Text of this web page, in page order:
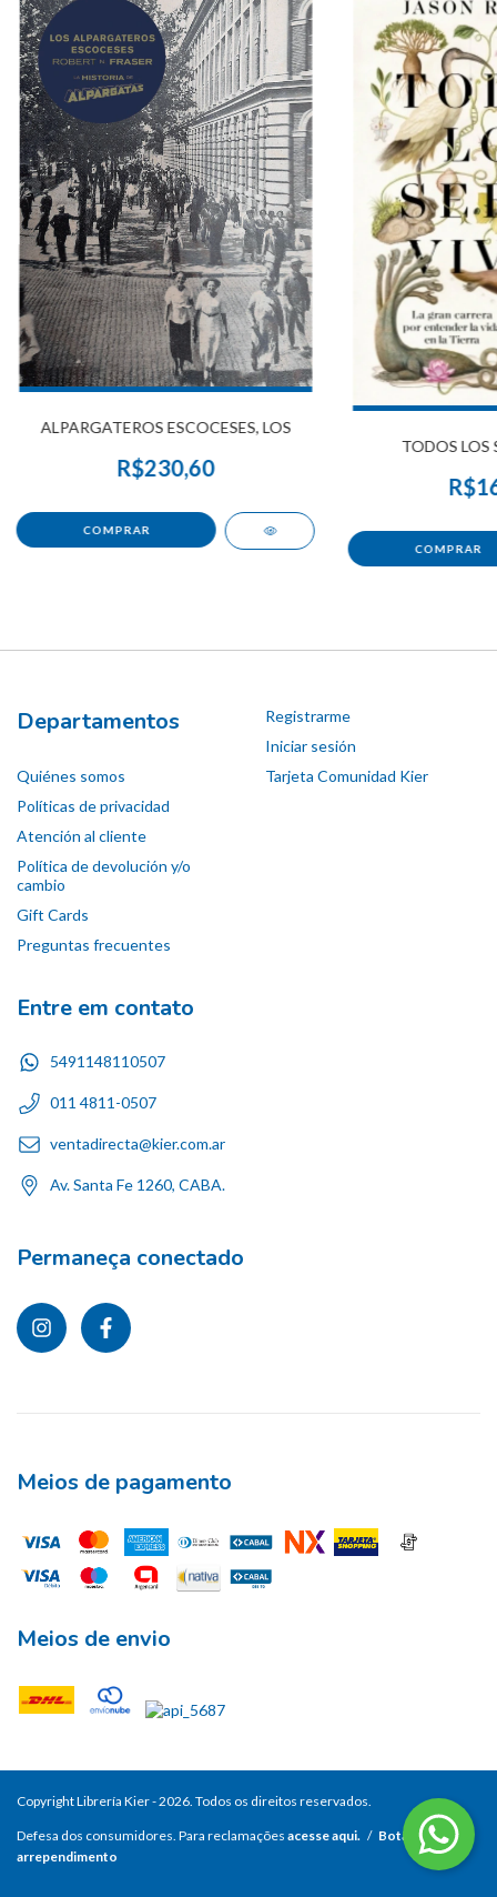
ALPARGATEROS ESCOCESES, LOS
R$230,60
TODOS LOS
Departamentos
Quiénes somos
Políticas de privacidad
Atención al cliente
Política de devolución y/o
cambio
Gift Cards
Preguntas frecuentes
Registrarme
Iniciar sesión
Tarjeta Comunidad Kier
Entre em contato
5491148110507
011 4811-0507
ventadirecta@kier.com.ar
Av. Santa Fe 1260, CABA.
Permaneça conectado
Meios de pagamento
Meios de envio
Copyright Librería Kier - 2026. Todos os direitos reservados.
Defesa dos consumidores. Para reclamações acesse aqui. / Botão de
arrependimento